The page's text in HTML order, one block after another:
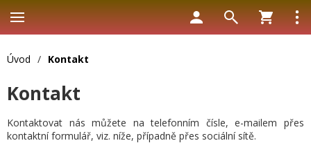
Úvod / Kontakt
Kontakt
Kontaktovat nás můžete na telefonním čísle, e-mailem přes
kontaktní formulář, viz. níže, případně přes sociální sítě.